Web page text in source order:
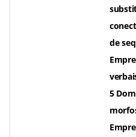
de
5